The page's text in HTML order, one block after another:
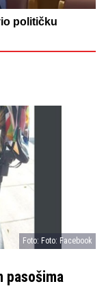
političku
Foto: Foto: Facebook
pasošima